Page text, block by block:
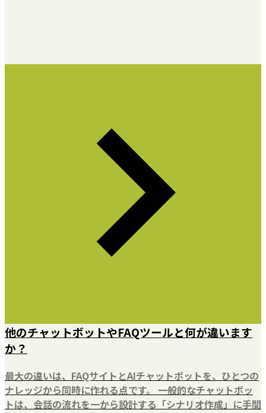
他のチャットボットやFAQツールと何が違います
か？
最大の違いは、FAQサイトとAIチャットボットを、ひとつの
ナレッジから同時に作れる点です。 一般的なチャットボッ
トは、会話の流れを一から設計する「シナリオ作成」に手間